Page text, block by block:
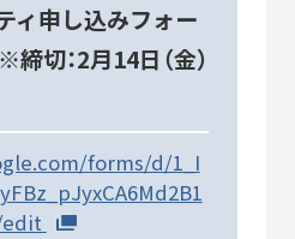
ィ申し込みフォー
切：2月14日（金）
forms/d/1_I
edit